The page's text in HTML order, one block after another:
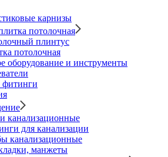
карнизы
потолочная
плинтус
потолочная
оборудование и инструменты
фитинги
канализационные
для канализации
канализационные
манжеты